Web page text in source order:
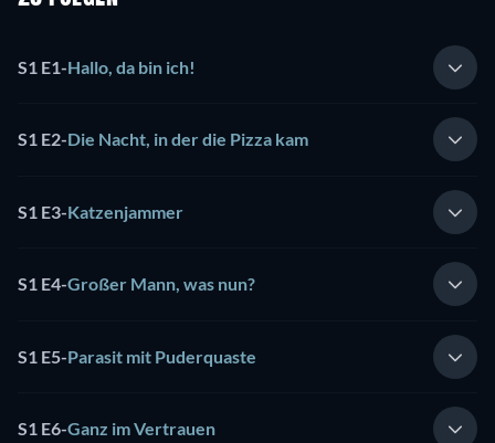
S1 E1-Hallo, da bin ich!
S1 E2-Die Nacht, in der die Pizza kam
S1 E3-Katzenjammer
S1 E4-Großer Mann, was nun?
S1 E5-Parasit mit Puderquaste
S1 E6-Ganz im Vertrauen